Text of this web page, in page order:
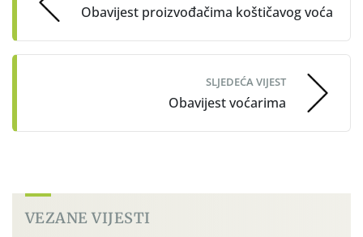
Obavijest proizvođačima koštičavog voća
SLJEDEĆA VIJEST
Obavijest voćarima
VEZANE VIJESTI